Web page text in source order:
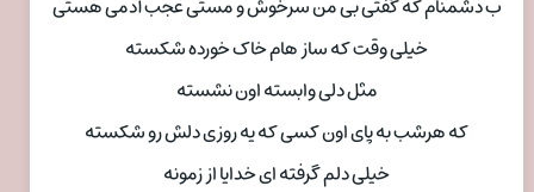
ب دشمنام که گفتی بی من سرخوش و مستی عجب آدمی هستی
خیلی وقت که ساز هام خاک خورده شکسته
مثل دلی وابسته اون نشسته
که هرشب به پای اون کسی که یه روزی دلش رو شکسته
خیلی دلم گرفته ای خدایا از زمونه